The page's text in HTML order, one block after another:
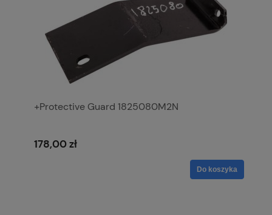
+Protective Guard 1825080M2N
178,00 zł
Do koszyka